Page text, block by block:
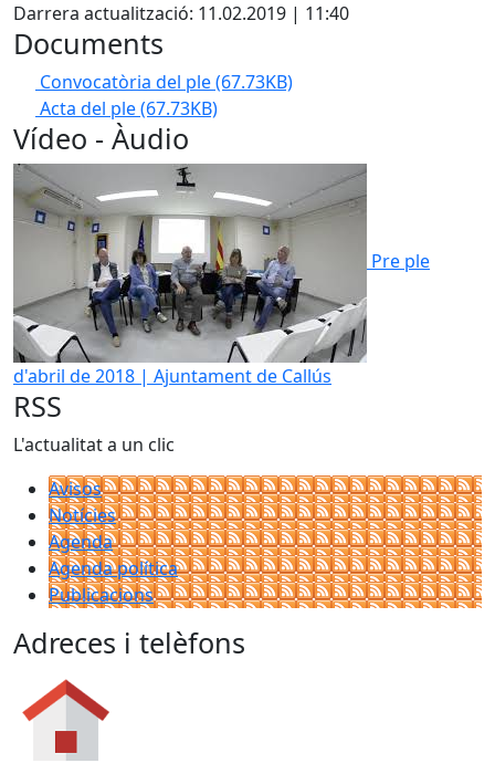
Darrera actualització: 11.02.2019 | 11:40
Documents
Convocatòria del ple(67.73KB)
Acta del ple(67.73KB)
Vídeo - Àudio
Pre ple
d'abril de 2018 | Ajuntament de Callús
RSS
L'actualitat a un clic
Avisos
Notícies
Agenda
Agenda política
Publicacions
Adreces i telèfons